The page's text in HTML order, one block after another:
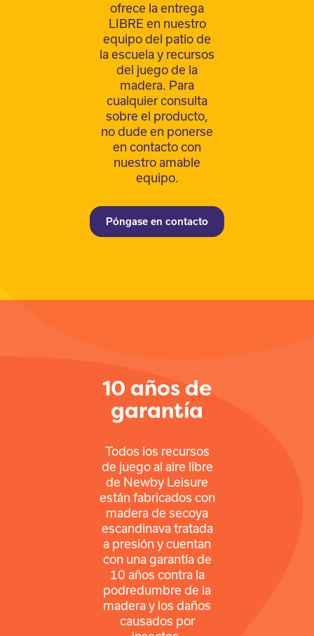
ofrece la entrega
LIBRE en nuestro
equipo del patio de
la escuela y recursos
del juego de la
madera. Para
cualquier consulta
sobre el producto,
no dude en ponerse
en contacto con
nuestro amable
equipo.
Póngase en contacto
10 años de
garantía
Todos los recursos
de juego al aire libre
de Newby Leisure
están fabricados con
madera de secoya
escandinava tratada
a presión y cuentan
con una garantía de
10 años contra la
podredumbre de la
madera y los daños
causados por